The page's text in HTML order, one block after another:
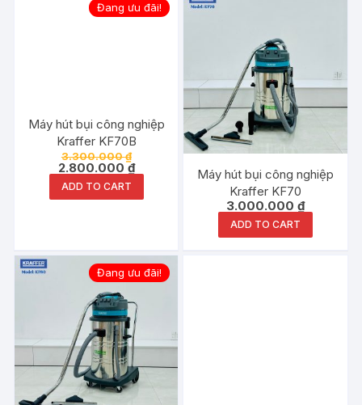
Đang ưu đãi!
Máy hút bụi công nghiệp
Kraffer KF70B
3.300.000₫
2.800.000 ₫
ADD TO CART
Máy hút bụi công nghiệp
Kraffer KF70
3.000.000₫
ADD TO CART
Đang ưu đãi!